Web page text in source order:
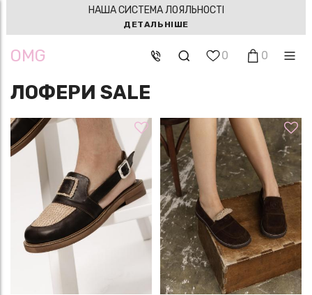
НАША СИСТЕМА ЛОЯЛЬНОСТІ
ДЕТАЛЬНІШЕ
OMG 0 0
ЛОФЕРИ SALE